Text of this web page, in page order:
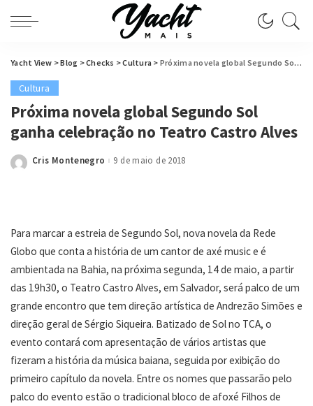
Yacht View >Blog >Checks >Cultura > Próxima novela global Segundo Sol ganha celebração no Teatro Castro Alves
Cultura
Próxima novela global Segundo Sol
ganha celebração no Teatro Castro Alves
Posted
Cris Montenegro 9 de maio de 2018
Para marcar a estreia de Segundo Sol, nova novela da Rede
Globo que conta a história de um cantor de axé music e é
ambientada na Bahia, na próxima segunda, 14 de maio, a partir
das 19h30, o Teatro Castro Alves, em Salvador, será palco de um
grande encontro que tem direção artística de Andrezão Simões e
direção geral de Sérgio Siqueira. Batizado de Sol no TCA, o
evento contará com apresentação de vários artistas que
fizeram a história da música baiana, seguida por exibição do
primeiro capítulo da novela. Entre os nomes que passarão pelo
palco do evento estão o tradicional bloco de afoxé Filhos de